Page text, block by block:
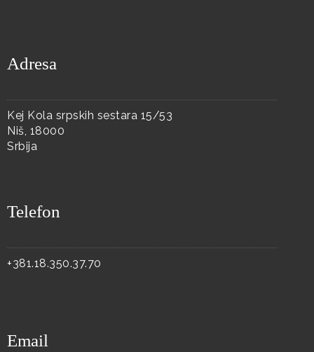
Adresa
Kej Kola srpskih sestara 15/53
Niš, 18000
Srbija
Telefon
+381.18.350.37.70
Email